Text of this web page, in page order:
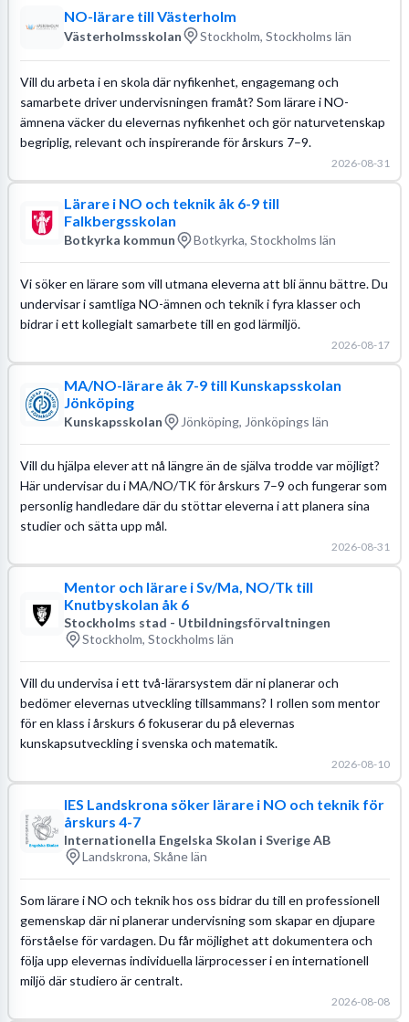
NO-lärare till Västerholm
Västerholmsskolan Stockholm, Stockholms län
Vill du arbeta i en skola där nyfikenhet, engagemang och
samarbete driver undervisningen framåt? Som lärare i NO-
ämnena väcker du elevernas nyfikenhet och gör naturvetenskap
begriplig, relevant och inspirerande för årskurs 7–9.
2026-08-31
Lärare i NO och teknik åk 6-9 till
Falkbergsskolan
Botkyrka kommun Botkyrka, Stockholms län
Vi söker en lärare som vill utmana eleverna att bli ännu bättre. Du
undervisar i samtliga NO-ämnen och teknik i fyra klasser och
bidrar i ett kollegialt samarbete till en god lärmiljö.
2026-08-17
MA/NO-lärare åk 7-9 till Kunskapsskolan
Jönköping
Kunskapsskolan Jönköping, Jönköpings län
Vill du hjälpa elever att nå längre än de själva trodde var möjligt?
Här undervisar du i MA/NO/TK för årskurs 7–9 och fungerar som
personlig handledare där du stöttar eleverna i att planera sina
studier och sätta upp mål.
2026-08-31
Mentor och lärare i Sv/Ma, NO/Tk till
Knutbyskolan åk 6
Stockholms stad - Utbildningsförvaltningen
Stockholm, Stockholms län
Vill du undervisa i ett två-lärarsystem där ni planerar och
bedömer elevernas utveckling tillsammans? I rollen som mentor
för en klass i årskurs 6 fokuserar du på elevernas
kunskapsutveckling i svenska och matematik.
2026-08-10
IES Landskrona söker lärare i NO och teknik för
årskurs 4-7
Internationella Engelska Skolan i Sverige AB
Landskrona, Skåne län
Som lärare i NO och teknik hos oss bidrar du till en professionell
gemenskap där ni planerar undervisning som skapar en djupare
förståelse för vardagen. Du får möjlighet att dokumentera och
följa upp elevernas individuella lärprocesser i en internationell
miljö där studiero är centralt.
2026-08-08